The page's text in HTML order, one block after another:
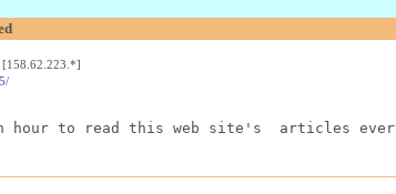
hour to read this web site's  articles